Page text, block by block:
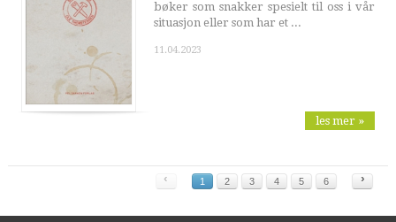
bøker som snakker spesielt til oss i vår
situasjon eller som har et ...
11.04.2023
les mer »
‹ 1 2 3 4 5 6 ›